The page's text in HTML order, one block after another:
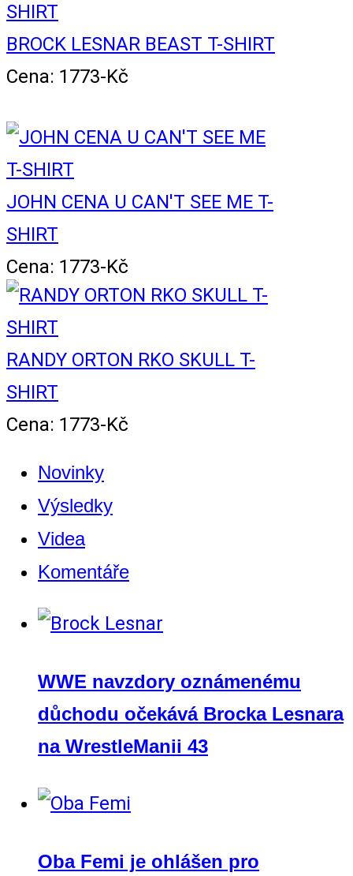
BROCK LESNAR BEAST T-SHIRT
Cena: 1773-Kč
JOHN CENA U CAN'T SEE ME T-
SHIRT
Cena: 1773-Kč
RANDY ORTON RKO SKULL T-
SHIRT
Cena: 1773-Kč
Novinky
Výsledky
Videa
Komentáře
WWE navzdory oznámenému
důchodu očekává Brocka Lesnara
na WrestleManii 43
Oba Femi je ohlášen pro